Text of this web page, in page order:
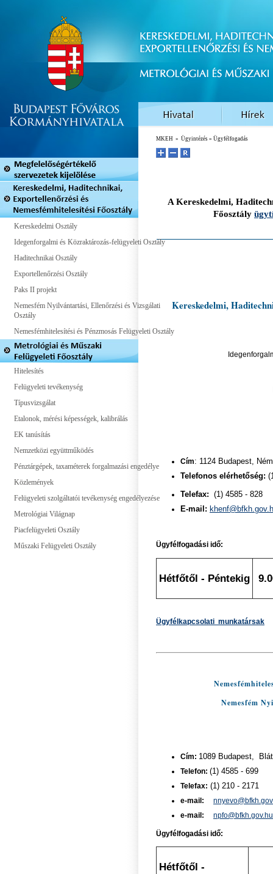
Kereskedelmi Osztály
Idegenforgalmi és Közraktározás-felügyeleti Osztály
Haditechnikai Osztály
Exportellenőrzési Osztály
Paks II projekt
Nemesfém Nyilvántartási, Ellenőrzési és Vizsgálati
Osztály
Nemesfémhitelesítési és Pénzmosás Felügyeleti Osztály
Hitelesítés
Felügyeleti tevékenység
Típusvizsgálat
Etalonok, mérési képességek, kalibrálás
EK tanúsítás
Nemzetközi együttműködés
Pénztárgépek, taxaméterek forgalmazási engedélye
Közlemények
Felügyeleti szolgáltatói tevékenység engedélyezése
Metrológiai Világnap
Piacfelügyeleti Osztály
Műszaki Felügyeleti Osztály
MKEH » Ügyintézés » Ügyfélfogadás
A Kereskedelmi,
Főosztály
Kereskedelmi,
Cím: 1124 Budapest,
Telefonos elérhetőség:
Telefax: (1) 4585 - 828
E-mail:
Ügyfélfogadási idő:
Hétfőtől - Péntekig
Ügyfélkapcsolati munkatársak
Nemesfém
Cím: 1089 Budapest,
Telefon: (1) 4585 - 699
Telefax: (1) 210 - 2171
e-mail:
e-mail:
npfo@bfkh.gov.hu
Ügyfélfogadási idő:
Hétfőtől -